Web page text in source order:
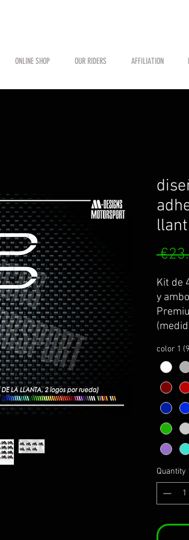
ONLINE SHOP OUR RIDERS AFFILIATION
Kit de
y
Se
1-
color 1
Quantity